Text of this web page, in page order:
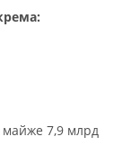
7,9 млрд